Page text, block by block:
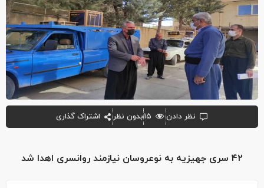
۴۲ سری جهیزیه به نوعروسان نیازمند روانسری اهدا شد
نظر دادن ۱۵بدون نظر اشتراک گذاری